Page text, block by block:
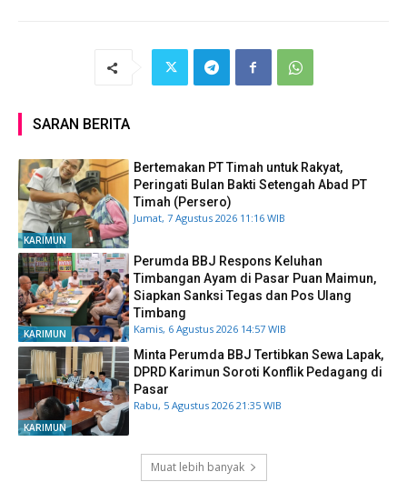
SARAN BERITA
KARIMUN
Bertemakan PT Timah untuk Rakyat,
Peringati Bulan Bakti Setengah Abad PT
Timah (Persero)
Jumat, 7 Agustus 2026 11:16 WIB
KARIMUN
Perumda BBJ Respons Keluhan
Timbangan Ayam di Pasar Puan Maimun,
Siapkan Sanksi Tegas dan Pos Ulang
Timbang
Kamis, 6 Agustus 2026 14:57 WIB
KARIMUN
Minta Perumda BBJ Tertibkan Sewa Lapak,
DPRD Karimun Soroti Konflik Pedagang di
Pasar
Rabu, 5 Agustus 2026 21:35 WIB
Muat lebih banyak